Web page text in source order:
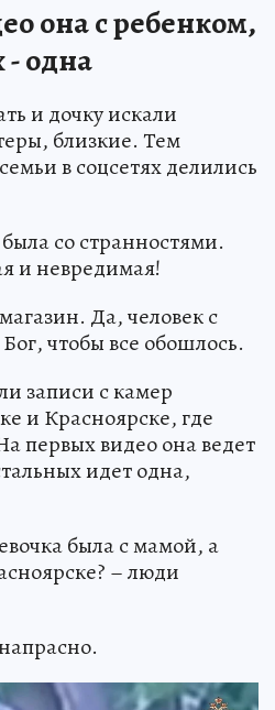
она с ребенком,
- одна
и дочку искали
близкие. Тем
в соцсетях делились
со странностями.
и невредимая!
Да, человек с
чтобы все обошлось.
записи с камер
и Красноярске, где
первых видео она ведет
идет одна,
была с мамой, а
– люди